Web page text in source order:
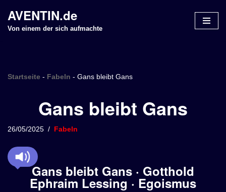
Z
n
p
r
AVENTIN.de
Von einem der sich aufmachte
Startseite - Fabeln - Gans bleibt Gans
Gans bleibt Gans
26/05/2025 Fabeln
Gans bleibt Gans · Gotthold
Ephraim Lessing · Egoismus